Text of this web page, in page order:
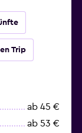
Trip
ab 45 €
ab 53 €